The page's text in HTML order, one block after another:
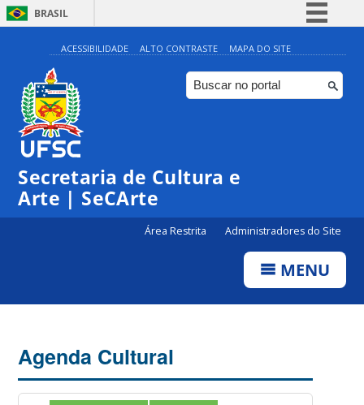
BRASIL
Simplifique!
Comunica BR
Participe
ACESSIBILIDADE ALTO CONTRASTE MAPA DO SITE
Secretaria de Cultura e
Arte | SeCArte
Área Restrita Administradores do Site
MENU
Agenda Cultural
0:00
1:00
5:00